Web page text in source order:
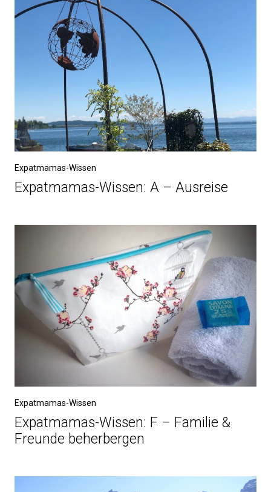
Expatmamas-Wissen
Expatmamas-Wissen: A – Ausreise
Expatmamas-Wissen
Expatmamas-Wissen: F – Familie &
Freunde beherbergen